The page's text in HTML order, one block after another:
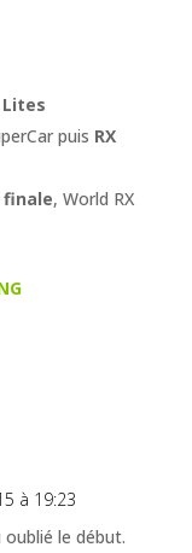
Lites
puis RX
finale, World RX
à 19:23
le début.